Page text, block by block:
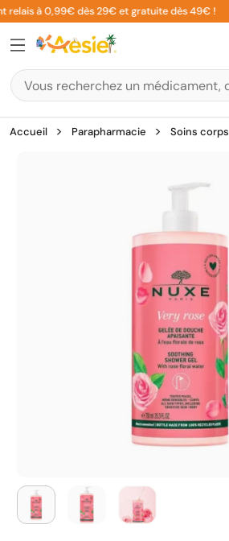
Aller
au
contenu
à 0,99€ dès 29€ et gratuite dès 49€ !
Accueil Parapharmacie Soins corps